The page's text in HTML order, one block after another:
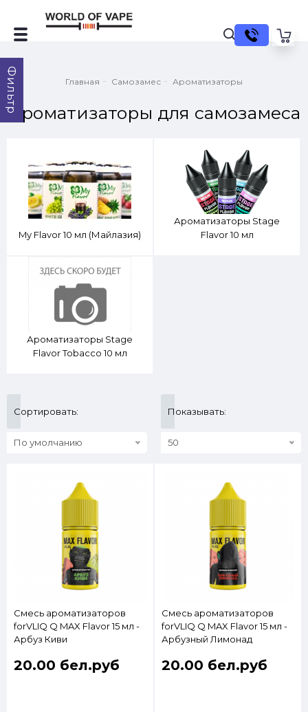
Главная Самозамес Ароматизаторы
Ароматизаторы для самозамеса
My Flavor 10 мл (Майлазия)
Ароматизаторы Stage
Flavor 10 мл
Ароматизаторы Stage
Flavor Tobacco 10 мл
Сортировать:
По умолчанию
Показывать:
50
Смесь ароматизаторов
forVLIQ Q MAX Flavor 15 мл -
Арбуз Киви
20.00 бел.руб
Смесь ароматизаторов
forVLIQ Q MAX Flavor 15 мл -
Арбузный Лимонад
20.00 бел.руб
Фильтр